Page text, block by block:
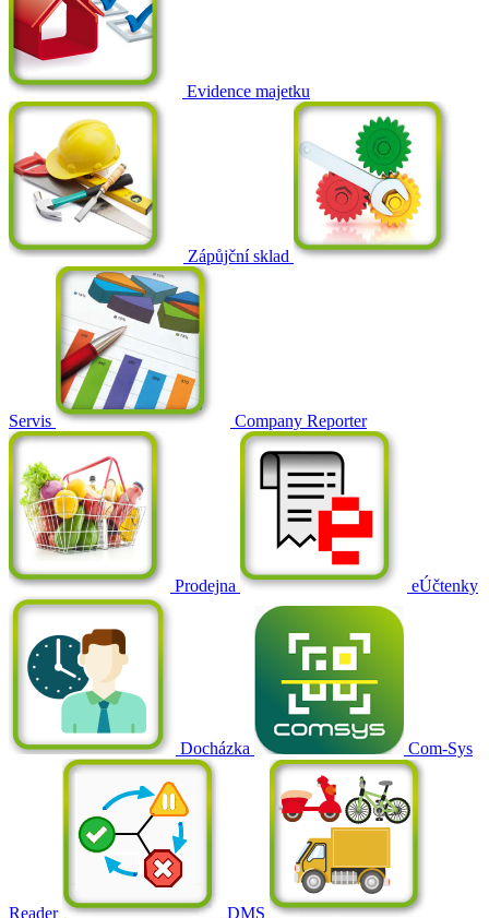
Evidence majetku
Zápůjční sklad
Servis Company Reporter
Prodejna eÚčtenky
Docházka Com-Sys
Reader
DMS